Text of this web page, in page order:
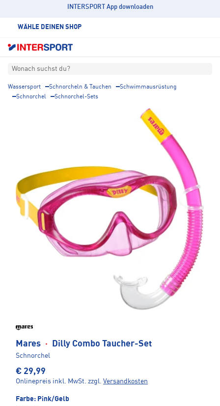
INTERSPORT App downloaden
WÄHLE DEINEN SHOP
Wonach suchst du?
Wassersport Schnorcheln & Tauchen
Schwimmausrüstung
Schnorchel
Schnorchel-Sets
Mares · Dilly Combo Taucher-Set
Schnorchel
€ 29,99
Onlinepreis inkl. MwSt. zzgl. Versandkosten
Farbe: Pink/Gelb